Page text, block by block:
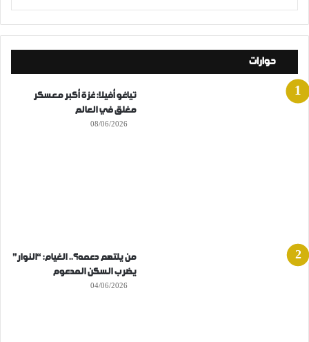
حوارات
تياغو أفيلا: غزة أكبر معسكر
مغلق في العالم
08/06/2026
من يلتهم دعمه؟.. الغيام: “النوار”
يضرب السكن المدعوم
04/06/2026